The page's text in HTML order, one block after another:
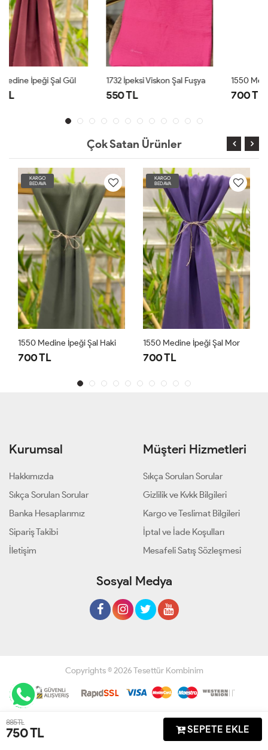
885 TL
750TL SEPETE EKLE
1732 İpeksi Viskon Şal Fuşya 1550 Medine İpeği Şal İndigo
Çok Satan Ürünler
KARGO
BEDAVA
1550 Medine İpeği Şal Mor
700 TL
KARGO
BEDAVA
1550 Medine İpeği Şal İndigo
700 TL
Kurumsal
Hakkımızda
Sıkça Sorulan Sorular
Banka Hesaplarımız
Sipariş Takibi
İletişim
Müşteri Hizmetleri
Sıkça Sorulan Sorular
Gizlilik ve Kvkk Bilgileri
Kargo ve Teslimat Bilgileri
İptal ve İade Koşulları
Mesafeli Satış Sözleşmesi
Sosyal Medya
Copyrights © 2026 Tesettür Kombinim
Geliştir - powered by innovation
Anasayfa Sipariş Takibi İletişim